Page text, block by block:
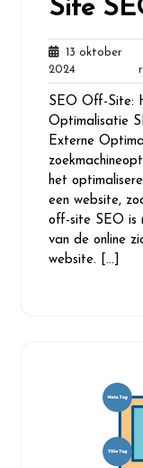
Site
13 oktober
202413
oktober
2024
SEO Off-Site:
Optimalisatie
Externe
het
een website,
off-site SEO is
van de online
website. […]